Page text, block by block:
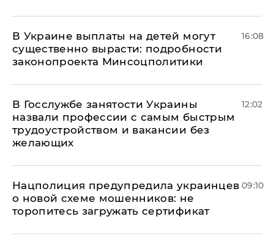
В Украине выплаты на детей могут
существенно вырасти: подробности
законопроекта Минсоцполитики
16:08
В Госслужбе занятости Украины
назвали профессии с самым быстрым
трудоустройством и вакансии без
желающих
12:02
Нацполиция предупредила украинцев
о новой схеме мошенников: не
торопитесь загружать сертификат
09:10